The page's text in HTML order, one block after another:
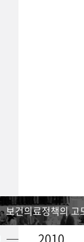
보건의료정책의 고